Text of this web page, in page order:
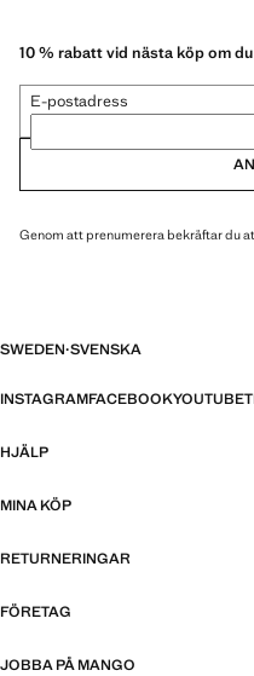
10 % rabatt vid nästa köp om
E-postadress
Genom att prenumerera bekräftar du
SWEDEN·SVENSKA
INSTAGRAMFACEBOOKYOUTUBE
HJÄLP
MINA KÖP
RETURNERINGAR
FÖRETAG
JOBBA PÅ MANGO